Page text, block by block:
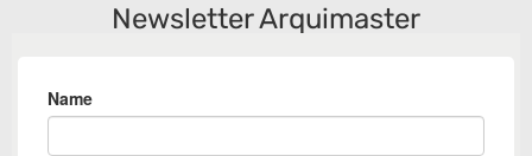
Newsletter Arquimaster